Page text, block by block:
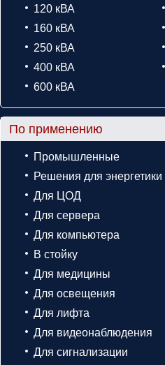
120 кВА
160 кВА
250 кВА
400 кВА
600 кВА
По применению
Промышленные
Решения для энергетики
Для ЦОД
Для сервера
Для компьютера
В стойку
Для медицины
Для освещения
Для лифта
Для видеонаблюдения
Для сигнализации